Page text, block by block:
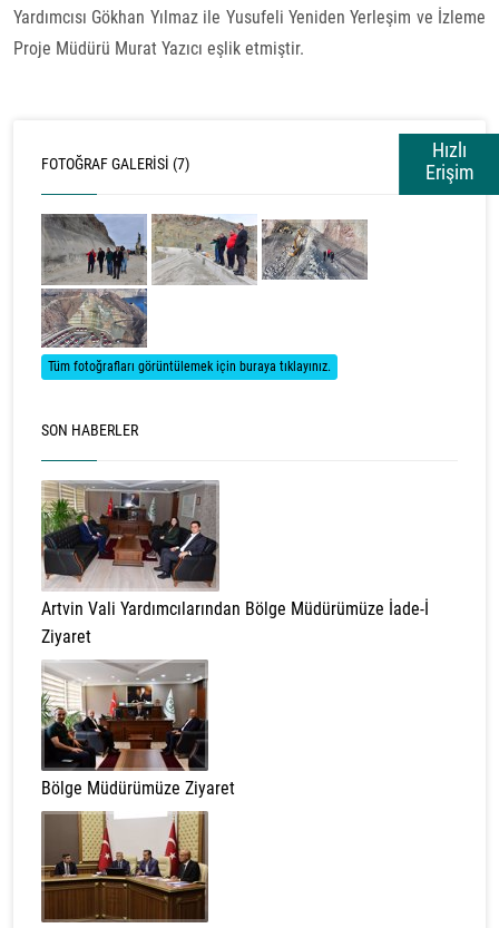
Hızlı
Erişim
Yardımcısı Gökhan Yılmaz ile Yusufeli Yeniden Yerleşim ve İzleme
Proje Müdürü Murat Yazıcı eşlik etmiştir.
FOTOĞRAF GALERISI (7)
Tüm fotoğrafları görüntülemek için buraya tıklayınız.
SON HABERLER
Artvin Vali Yardımcılarından Bölge Müdürümüze İade-İ
Ziyaret
Bölge Müdürümüze Ziyaret